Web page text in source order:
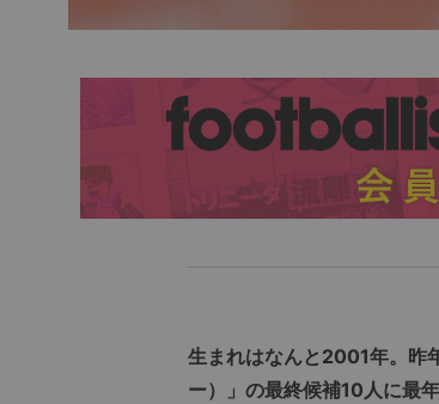
生まれはなんと2001年。昨
ー）」の最終候補10人に最